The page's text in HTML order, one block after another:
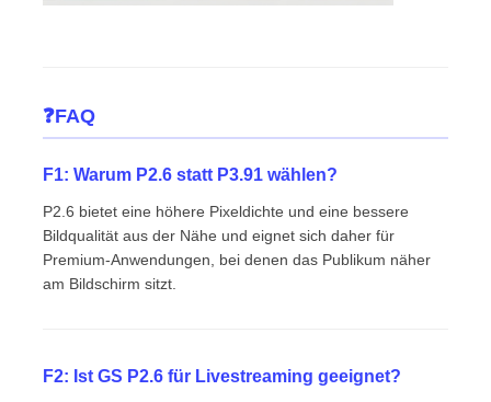
❓FAQ
F1: Warum P2.6 statt P3.91 wählen?
P2.6 bietet eine höhere Pixeldichte und eine bessere
Bildqualität aus der Nähe und eignet sich daher für
Premium-Anwendungen, bei denen das Publikum näher
am Bildschirm sitzt.
F2: Ist GS P2.6 für Livestreaming geeignet?